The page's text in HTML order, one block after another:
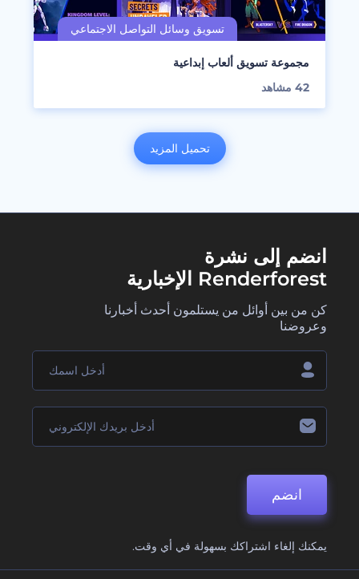
مجموعة تسويق ألعاب إبداعية
42 مشاهد
تحميل المزيد
انضم إلى نشرة
Renderforest الإخبارية
كن من بين أوائل من يستلمون أحدث أخبارنا
وعروضنا
انضم
يمكنك إلغاء اشتراكك بسهولة في أي وقت.